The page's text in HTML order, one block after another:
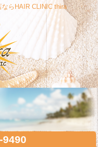
らHAIR CLINIC thira
9490